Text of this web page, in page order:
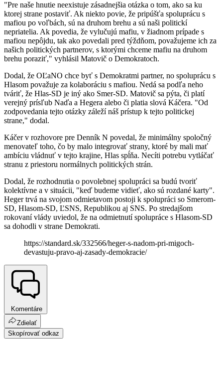
"Pre naše hnutie neexistuje zásadnejšia otázka o tom, ako sa ku
ktorej strane postaviť. Ak niekto povie, že pripúšťa spoluprácu s
mafiou po voľbách, sú na druhom brehu a sú naši politickí
nepriatelia. Ak povedia, že vylučujú mafiu, v žiadnom prípade s
mafiou nepôjdu, tak ako povedali pred týždňom, považujeme ich za
našich politických partnerov, s ktorými chceme mafiu na druhom
brehu poraziť," vyhlásil Matovič o Demokratoch.
Dodal, že OĽaNO chce byť s Demokratmi partner, no spoluprácu s
Hlasom považuje za kolaboráciu s mafiou. Nedá sa podľa neho
tváriť, že Hlas-SD je iný ako Smer-SD. Matovič sa pýta, či platí
verejný prísľub Naďa a Hegera alebo či platia slová Káčera. "Od
zodpovedania tejto otázky záleží náš prístup k tejto politickej
strane," dodal.
Káčer v rozhovore pre Denník N povedal, že minimálny spoločný
menovateľ toho, čo by malo integrovať strany, ktoré by mali mať
ambíciu vládnuť v tejto krajine, Hlas spĺňa. Necíti potrebu vytláčať
stranu z priestoru normálnych politických strán.
Dodal, že rozhodnutia o povolebnej spolupráci sa budú tvoriť
kolektívne a v situácii, "keď budeme vidieť, ako sú rozdané karty".
Heger trvá na svojom odmietavom postoji k spolupráci so Smerom-
SD, Hlasom-SD, ĽSNS, Republikou aj SNS. Po stredajšom
rokovaní vlády uviedol, že na odmietnutí spolupráce s Hlasom-SD
sa dohodli v strane Demokrati.
https://standard.sk/332566/heger-s-nadom-pri-migoch-
devastuju-pravo-aj-zasady-demokracie/
Komentáre
Zdielať
Skopírovať odkaz